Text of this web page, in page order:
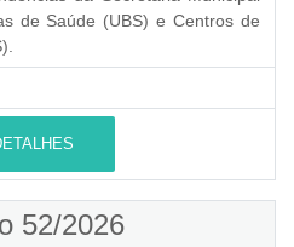
de Saúde (UBS) e Centros de
52/2026